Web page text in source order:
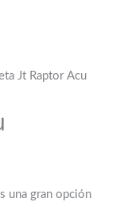
Jt Raptor Acu
una gran opción